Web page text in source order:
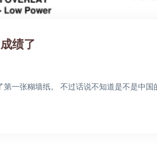
绩了
一张糊墙纸。 不过话说不知道是不是中国